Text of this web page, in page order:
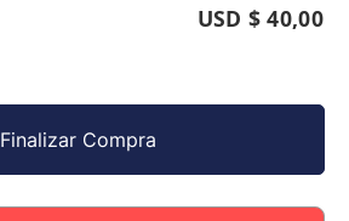
USD $40,00
Finalizar Compra